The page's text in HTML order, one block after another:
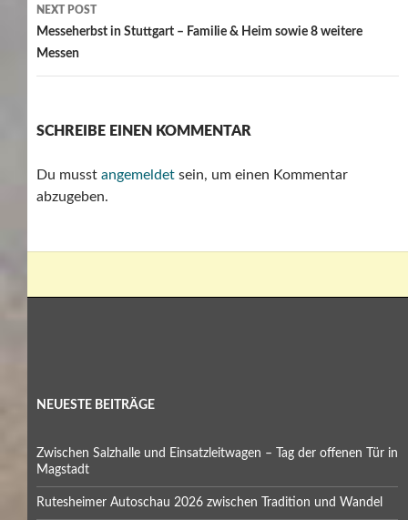
NEXT POST
Messeherbst in Stuttgart – Familie & Heim sowie 8 weitere
Messen
SCHREIBE EINEN KOMMENTAR
Du musst angemeldet sein, um einen Kommentar
abzugeben.
NEUESTE BEITRÄGE
Zwischen Salzhalle und Einsatzleitwagen – Tag der offenen Tür in
Magstadt
Rutesheimer Autoschau 2026 zwischen Tradition und Wandel